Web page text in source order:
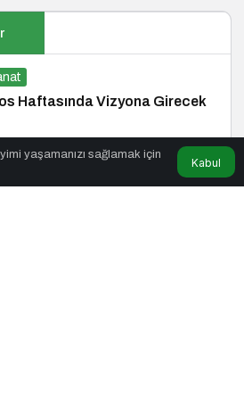
Haftasında Vizyona Girecek
yaşamanızı sağlamak için
Kabul